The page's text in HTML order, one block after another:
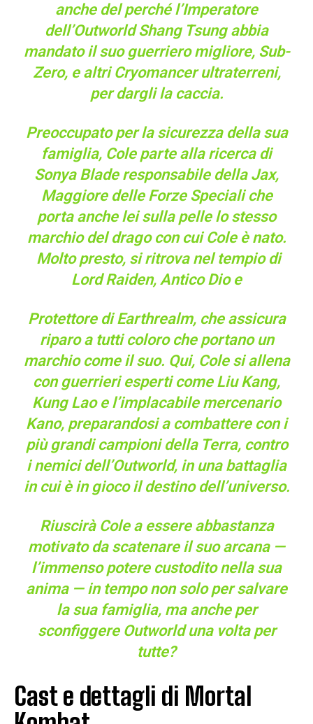
anche del perché l’Imperatore
dell’Outworld Shang Tsung abbia
mandato il suo guerriero migliore, Sub-
Zero, e altri Cryomancer ultraterreni,
per dargli la caccia.
Preoccupato per la sicurezza della sua
famiglia, Cole parte alla ricerca di
Sonya Blade responsabile della Jax,
Maggiore delle Forze Speciali che
porta anche lei sulla pelle lo stesso
marchio del drago con cui Cole è nato.
Molto presto, si ritrova nel tempio di
Lord Raiden, Antico Dio e
Protettore di Earthrealm, che assicura
riparo a tutti coloro che portano un
marchio come il suo. Qui, Cole si allena
con guerrieri esperti come Liu Kang,
Kung Lao e l’implacabile mercenario
Kano, preparandosi a combattere con i
più grandi campioni della Terra, contro
i nemici dell’Outworld, in una battaglia
in cui è in gioco il destino dell’universo.
Riuscirà Cole a essere abbastanza
motivato da scatenare il suoarcana —
l’immenso potere custodito nella sua
anima — in tempo non solo per salvare
la sua famiglia, ma anche per
sconfiggere Outworld una volta per
tutte?
Cast e dettagli di Mortal